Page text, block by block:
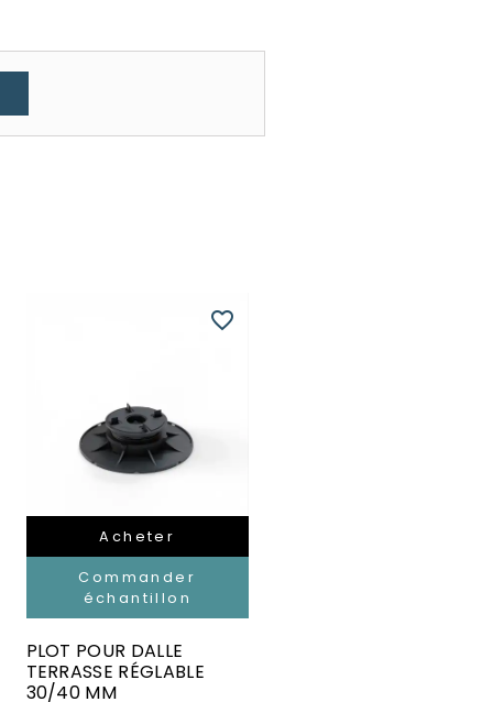
Acheter
Commander
échantillon
favorite_border
PLOT POUR DALLE
TERRASSE RÉGLABLE
30/40 MM